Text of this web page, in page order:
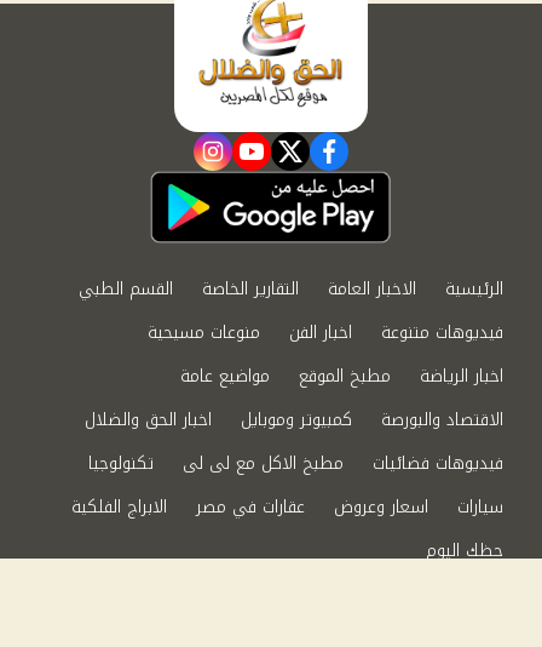
facebook
twitter
youtube
instagram
الرئيسية الاخبار العامة التقارير الخاصة
القسم الطبي
فيديوهات متنوعة
اخبار الفن
منوعات مسيحية
اخبار الرياضة
مطبخ الموقع
مواضيع عامة
الاقتصاد والبورصة
كمبيوتر وموبايل
اخبار الحق والضلال
فيديوهات فضائيات
مطبخ الاكل مع لى لى
تكنولوجيا
سيارات
اسعار وعروض عقارات في مصر
الابراج الفلكية
حظك اليوم